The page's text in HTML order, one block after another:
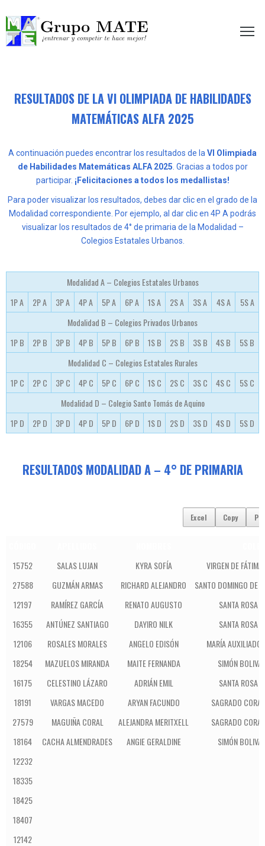
te hace mejor!
RESULTADOS DE LA VI OLIMPIADA DE HABILIDADES
MATEMÁTICAS ALFA 2025
A continuación puedes encontrar los resultados de laVI Olimpiada
de Habilidades Matemáticas ALFA 2025. Gracias a todos por
participar. ¡Felicitaciones a todos los medallistas!
Para poder visualizar los resultados, debes dar clic en el grado de la
Modalidad correspondiente. Por ejemplo, al dar clic en 4P A podrás
visualizar los resultados de 4° de primaria de la Modalidad –
Colegios Estatales Urbanos.
Modalidad A – Colegios Estatales Urbanos
1P A
2P A 3P A 4P A 5P A 6P A 1S A 2S A 3S A 4S A
5S A
Modalidad B – Colegios Privados Urbanos
1P B
2P B 3P B 4P B 5P B 6P B 1S B 2S B 3S B 4S B
5S B
Modalidad C – Colegios Estatales Rurales
1P C
2P C 3P C 4P C 5P C 6P C 1S C 2S C 3S C 4S C
5S C
Modalidad D – Colegio Santo Tomás de Aquino
1P D
2P D 3P D 4P D 5P D 6P D 1S D 2S D 3S D 4S D 5S D
RESULTADOS MODALIDAD A – 4° DE PRIMARIA
Excel Copy
15752
SALAS LUJAN KYRA SOFÍA
VIRGEN DE
27588
GUZMÁN ARMAS RICHARD ALEJANDRO
SANTO DOMINGO DE
12197
RAMÍREZ GARCÍA RENATO AUGUSTO
SANTA ROSA
16355
ANTÚNEZ SANTIAGO DAYIRO NILK
SANTA ROSA
12106
ROSALES MORALES ANGELO EDISÓN
MARÍA
18254
MAZUELOS MIRANDA MAITE FERNANDA
SIMÓN
16175
CELESTINO LÁZARO ADRIÁN EMIL
SANTA ROSA
18191
VARGAS MACEDO ARYAN FACUNDO
SAGRADO
27579
MAGUIÑA CORAL ALEJANDRA MERITXELL
SAGRADO
18164
CACHA ALMENDRADES ANGIE GERALDINE
SIMÓN
12232
18335
18425
18407
12142